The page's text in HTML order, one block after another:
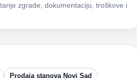
zgrade, dokumentaciju, troškove i
Prodaja stanova Novi Sad